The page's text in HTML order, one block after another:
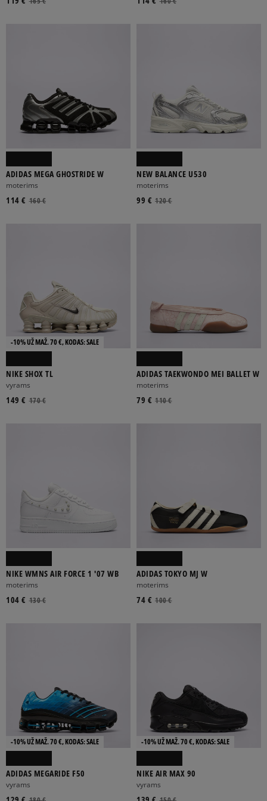
ADIDAS MEGA GHOSTRIDE W
moterims
160 €
114 €
NEW BALANCE U530
moterims
120 €
99 €
-10% UŽ MAŽ. 70 €, KODAS: SALE
NIKE SHOX TL
vyrams
170 €
149 €
ADIDAS TAEKWONDO MEI BALLET W
moterims
110 €
79 €
NIKE WMNS AIR FORCE 1 '07 WB
moterims
130 €
104 €
ADIDAS TOKYO MJ W
moterims
100 €
74 €
-10% UŽ MAŽ. 70 €, KODAS: SALE
ADIDAS MEGARIDE F50
vyrams
-10% UŽ MAŽ. 70 €, KODAS: SALE
NIKE AIR MAX 90
vyrams